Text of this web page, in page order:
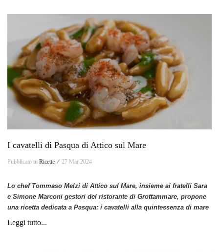
I cavatelli di Pasqua di Attico sul Mare
Pubblicato in Ricette ⁄ 27 Mar 2024
Lo chef Tommaso Melzi di Attico sul Mare, insieme ai fratelli Sara
e Simone Marconi gestori del ristorante di Grottammare, propone
una ricetta dedicata a Pasqua: i cavatelli alla quintessenza di mare
Leggi tutto...